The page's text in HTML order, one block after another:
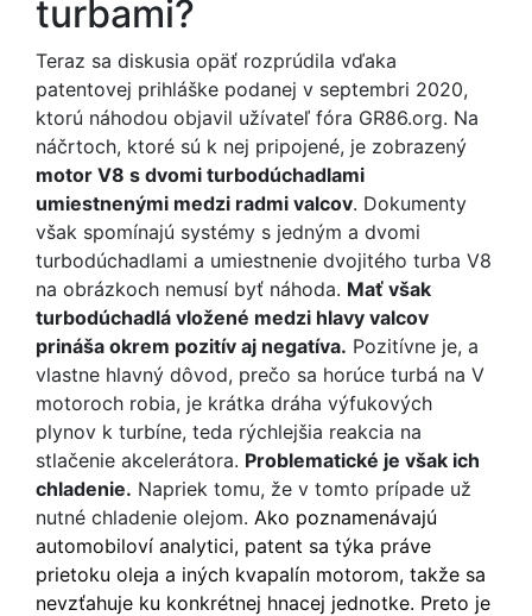
turbami?
Teraz sa diskusia opäť rozprúdila vďaka
patentovej prihláške podanej v septembri 2020,
ktorú náhodou objavil užívateľ fóra GR86.org. Na
náčrtoch, ktoré sú k nej pripojené, je zobrazený
motor V8 s dvomi turbodúchadlami
umiestnenými medzi radmi valcov. Dokumenty
však spomínajú systémy s jedným a dvomi
turbodúchadlami a umiestnenie dvojitého turba V8
na obrázkoch nemusí byť náhoda. Mať však
turbodúchadlá vložené medzi hlavy valcov
prináša okrem pozitív aj negatíva. Pozitívne je, a
vlastne hlavný dôvod, prečo sa horúce turbá na V
motoroch robia, je krátka dráha výfukových
plynov k turbíne, teda rýchlejšia reakcia na
stlačenie akcelerátora. Problematické je však ich
chladenie. Napriek tomu, že v tomto prípade už
nutné chladenie olejom. Ako poznamenávajú
automobiloví analytici, patent sa týka práve
prietoku oleja a iných kvapalín motorom, takže sa
nevzťahuje ku konkrétnej hnacej jednotke. Preto je